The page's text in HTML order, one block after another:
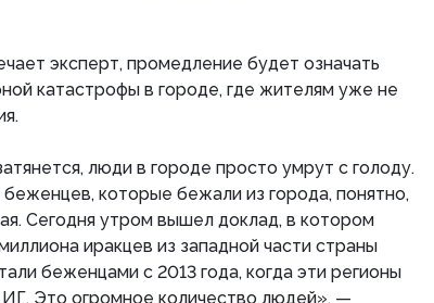
эксперт, промедление будет означать
катастрофы в городе, где жителям уже не
люди в городе просто умрут с голоду.
которые бежали из города, понятно,
Сегодня утром вышел доклад, в котором
иракцев из западной части страны
беженцами с 2013 года, когда эти регионы
Это огромное количество людей», —